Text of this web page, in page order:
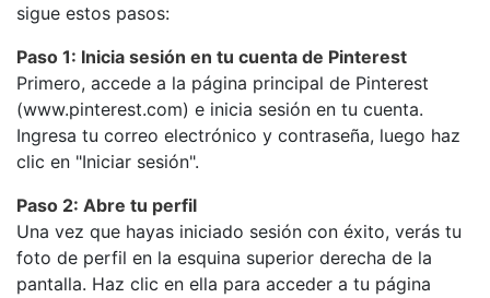
sigue estos pasos:
Paso 1: Inicia sesión en tu cuenta de Pinterest
Primero, accede a la página principal de Pinterest
(www.pinterest.com) e inicia sesión en tu cuenta.
Ingresa tu correo electrónico y contraseña, luego haz
clic en "Iniciar sesión".
Paso 2: Abre tu perfil
Una vez que hayas iniciado sesión con éxito, verás tu
foto de perfil en la esquina superior derecha de la
pantalla. Haz clic en ella para acceder a tu página